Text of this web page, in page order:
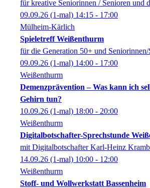
für kreative Seniorinnen / Senioren und
09.09.26 (1-mal) 14:15 - 17:00
Mülheim-Kärlich
Spieletreff Weißenthurm
für die Generation 50+ und Seniorinnen/
09.09.26 (1-mal) 14:00 - 17:00
Weißenthurm
Demenzprävention – Was kann ich
Gehirn tun?
10.09.26 (1-mal) 18:00 - 20:00
Weißenthurm
Digitalbotschafter-Sprechstunde
mit Digitalbotschafter Karl-Heinz
14.09.26 (1-mal) 10:00 - 12:00
Weißenthurm
Stoff- und Wollwerkstatt Bassenheim